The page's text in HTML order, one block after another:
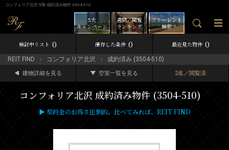
コンフォリア北沢 5階 成約済み物件 3504-510
フリーレント
検索
週間／閲覧
ランキング
5大
キャンペーン
検討中リスト 0 保存した条件 0 最近見た物件 0
REIT FIND コンフォリア北沢 成約済み (3504-510)
建物詳細を見る 空室一覧を見る 2名／閲覧済
コンフォリア北沢 成約済み物件 (3504-510)
▶ 契約金のお得さ圧倒的。比べてみれば、REIT FIND